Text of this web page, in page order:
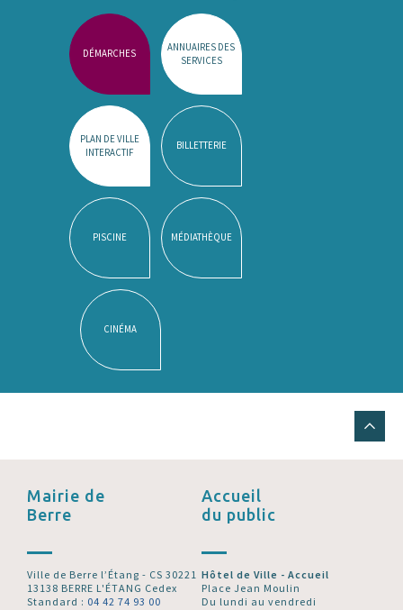
DÉMARCHES
ANNUAIRES DES
SERVICES
PLAN DE VILLE
INTERACTIF
BILLETTERIE
PISCINE MÉDIATHÈQUE
CINÉMA
Mairie de
Berre
Ville de Berre l’Étang - CS 30221
13138 BERRE L'ÉTANG Cedex
Standard : 04 42 74 93 00
Accueil
du public
Hôtel de Ville - Accueil
Place Jean Moulin
Du lundi au vendredi